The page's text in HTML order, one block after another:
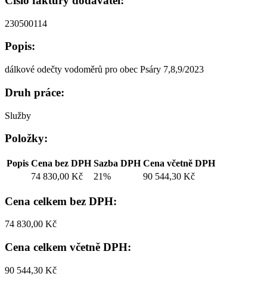
230500114
Popis:
dálkové odečty vodoměrů pro obec Psáry 7,8,9/2023
Druh práce:
Služby
Položky:
Popis Cena bez DPH Sazba DPH Cena včetně DPH
74 830,00 Kč
21% 90 544,30 Kč
Cena celkem bez DPH:
74 830,00 Kč
Cena celkem včetně DPH:
90 544,30 Kč